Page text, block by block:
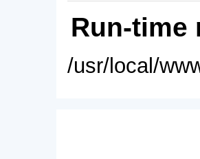
Run-time
/usr/local/